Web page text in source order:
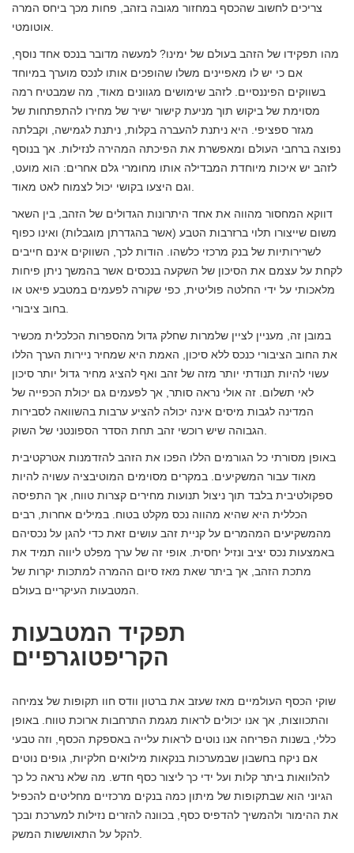
צריכים לחשוב שהכסף במחזור מגובה בזהב, פחות מכך ביחס המרה
מהו תפקידו של הזהב בעולם של ימינו? למעשה מדובר בנכס אחד נוסף,
אם כי יש לו מאפיינים משלו שהופכים אותו לנכס מוערך במיוחד
בשווקים הפיננסיים. לזהב שימושים מגוונים מאוד, מה שמבטיח רמה
מסוימת של ביקוש תוך מניעת קישור ישיר של מחירו להתפתחות של
מגזר ספציפי. היא ניתנת להעברה בקלות, ניתנת לגמישה, וקבלתה
נפוצה ברחבי העולם ומאפשרת את הפיכתה המהירה לנזילות. אך בנוסף
לזהב יש איכות מיוחדת המבדילה אותו מחומרי גלם אחרים: הוא מועט,
דווקא המחסור מהווה את אחד היתרונות הגדולים של הזהב, בין השאר
משום שייצורו תלוי ברזרבות הטבע (אשר בהגדרתן מוגבלות) ואינו כפוף
לשרירותיות של בנק מרכזי כלשהו. הודות לכך, השווקים אינם חייבים
לקחת על עצמם את הסיכון של השקעה בנכסים אשר בהמשך ניתן פיחות
מלאכותי על ידי החלטה פוליטית, כפי שקורה לפעמים במטבע פיאט או
במובן זה, מעניין לציין שלמרות שחלק גדול מהספרות הכלכלית מכשיר
את החוב הציבורי כנכס ללא סיכון, האמת היא שמחיר ניירות הערך הללו
עשוי להיות תנודתי יותר מזה של זהב ואף להציג מחיר גדול יותר סיכון
לאי תשלום. זה אולי נראה סותר, אך לפעמים גם יכולת הכפייה של
המדינה לגבות מיסים אינה יכולה להציע ערבות בהשוואה לסבירות
באופן מסורתי כל הגורמים הללו הפכו את הזהב להזדמנות אטרקטיבית
מאוד עבור המשקיעים. במקרים מסוימים המוטיבציה עשויה להיות
ספקולטיבית בלבד תוך ניצול תנועות מחירים קצרות טווח, אך התפיסה
הכללית היא שהיא מהווה נכס מקלט בטוח. במילים אחרות, רבים
מהמשקיעים המהמרים על קניית זהב עושים זאת כדי להגן על נכסיהם
באמצעות נכס יציב ונזיל יחסית. אופי זה של ערך מפלט ליווה תמיד את
מתכת הזהב, אך ביתר שאת מאז סיום ההמרה למתכות יקרות של
תפקיד המטבעות
הקריפטוגרפיים
שוקי הכסף העולמיים מאז שעזב את ברטון וודס חוו תקופות של צמיחה
והתכווצות, אך אנו יכולים לראות מגמת התרחבות ארוכת טווח. באופן
כללי, בשנות הפריחה אנו נוטים לראות עלייה באספקת הכסף, וזה טבעי
אם ניקח בחשבון שבמערכות בנקאות מילואים חלקיות, גופים נוטים
להלוואות ביתר קלות ועל ידי כך ליצור כסף חדש. מה שלא נראה כל כך
הגיוני הוא שבתקופות של מיתון כמה בנקים מרכזיים מחליטים להכפיל
את ההימור ולהמשיך להדפיס כסף, בכוונה להזרים נזילות למערכת ובכך